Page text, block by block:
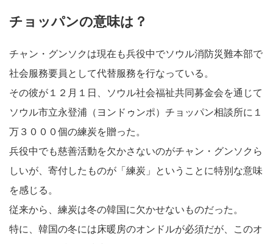
チョッパンの意味は？
チャン・グンソクは現在も兵役中でソウル消防災難本部で
社会服務要員として代替服務を行なっている。
その彼が１２月１日、ソウル社会福祉共同募金会を通じて
ソウル市立永登浦（ヨンドゥンポ）チョッパン相談所に１
万３０００個の練炭を贈った。
兵役中でも慈善活動を欠かさないのがチャン・グンソクら
しいが、寄付したものが「練炭」ということに特別な意味
を感じる。
従来から、練炭は冬の韓国に欠かせないものだった。
特に、韓国の冬には床暖房のオンドルが必須だが、このオ